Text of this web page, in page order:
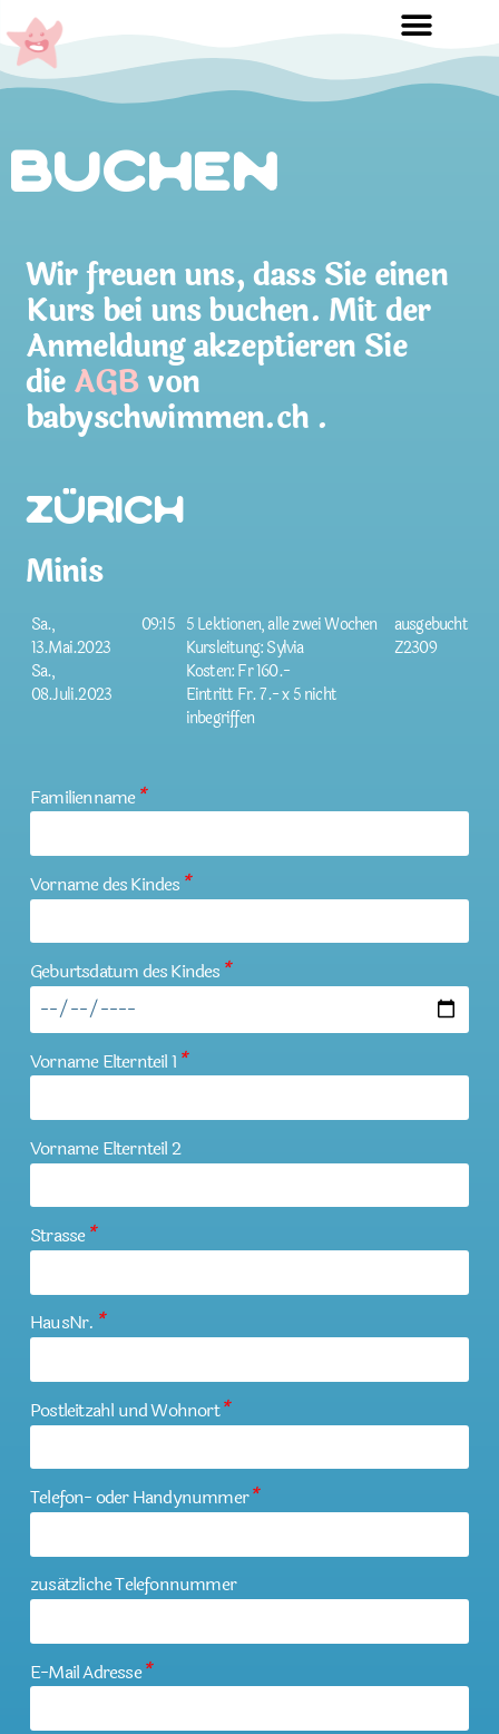
Buchen
Wir freuen uns, dass Sie einen
Kurs bei uns buchen. Mit der
Anmeldung akzeptieren Sie
dieAGBvon
babyschwimmen.ch .
Zürich
Minis
Sa.,
13.Mai.2023
Sa.,
08.Juli.2023
09:15 5 Lektionen, alle zwei Wochen
Kursleitung: Sylvia
Kosten: Fr 160.-
Eintritt Fr. 7.- x 5 nicht
inbegriffen
ausgebucht
Z2309
Familienname*
Vorname des Kindes *
Geburtsdatum des Kindes *
Vorname Elternteil 1 *
Vorname Elternteil 2
Strasse*
HausNr. *
Postleitzahl und Wohnort*
Telefon- oder Handynummer*
zusätzliche Telefonnummer
E-Mail Adresse*